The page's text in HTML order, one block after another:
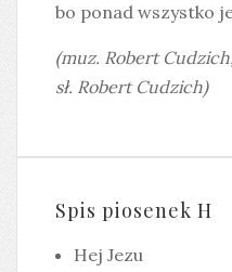
bo ponad wszystko
(muz. Robert
sł. Robert Cudzich)
Spis piosenek H
Hej Jezu